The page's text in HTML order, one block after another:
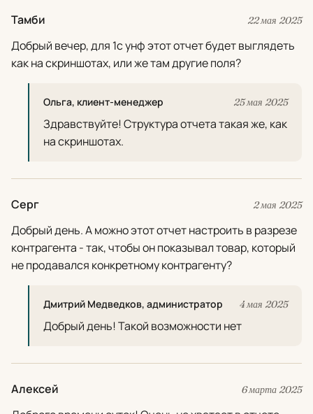
Тамби 22 мая 2025
Добрый вечер, для 1с унф этот отчет будет выглядеть
как на скриншотах, или же там другие поля?
Ольга, клиент-менеджер 25 мая 2025
Здравствуйте! Структура отчета такая же, как
на скриншотах.
Серг 2 мая 2025
Добрый день. А можно этот отчет настроить в разрезе
контрагента - так, чтобы он показывал товар, который
не продавался конкретному контрагенту?
Дмитрий Медведков, администратор 4 мая 2025
Добрый день! Такой возможности нет
Алексей 6 марта 2025